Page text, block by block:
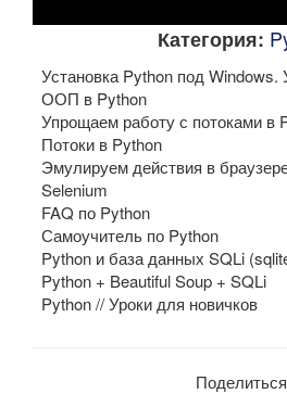
Категория:
Установка Python под
ООП в Python
Упрощаем работу с потоками в
Потоки в Python
Эмулируем действия в
Selenium
FAQ по Python
Самоучитель по Python
Python и база данных SQLi
Python + Beautiful Soup + SQLi
Python // Уроки для новичков